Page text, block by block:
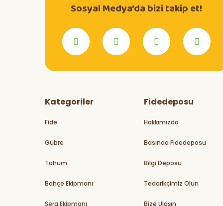
Sosyal Medya'da bizi takip et!
Kategoriler
Fide
Gübre
Tohum
Bahçe Ekipmanı
Sera Ekipmanı
Fidedeposu
Hakkımızda
Basında Fidedeposu
Bilgi Deposu
Tedarikçimiz Olun
Bize Ulaşın